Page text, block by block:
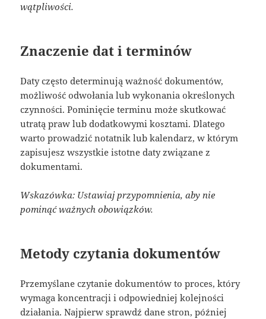
wątpliwości.
Znaczenie dat i terminów
Daty często determinują ważność dokumentów,
możliwość odwołania lub wykonania określonych
czynności. Pominięcie terminu może skutkować
utratą praw lub dodatkowymi kosztami. Dlatego
warto prowadzić notatnik lub kalendarz, w którym
zapisujesz wszystkie istotne daty związane z
dokumentami.
Wskazówka: Ustawiaj przypomnienia, aby nie
pominąć ważnych obowiązków.
Metody czytania dokumentów
Przemyślane czytanie dokumentów to proces, który
wymaga koncentracji i odpowiedniej kolejności
działania. Najpierw sprawdź dane stron, później